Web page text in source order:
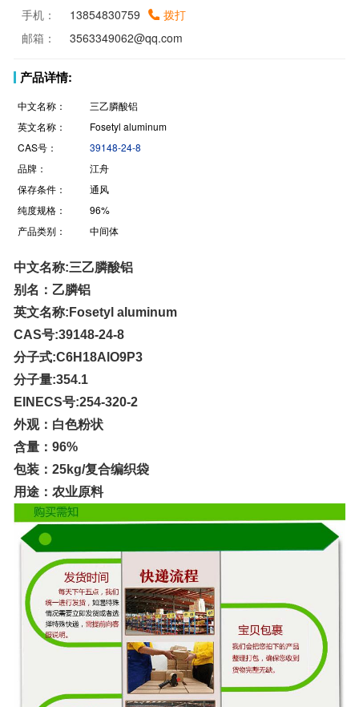
手机：
13854830759
拨打
邮箱：
3563349062@qq.com
产品详情:
中文名称：
三乙膦酸铝
英文名称：
Fosetyl aluminum
CAS号：
39148-24-8
品牌：
江舟
保存条件：
通风
纯度规格：
96%
产品类别：
中间体
中文名称:三乙膦酸铝
别名：乙膦铝
英文名称:Fosetyl aluminum
CAS号:39148-24-8
分子式:C6H18AlO9P3
分子量:354.1
EINECS号:254-320-2
外观：白色粉状
含量：96%
包装：25kg/复合编织袋
用途：农业原料